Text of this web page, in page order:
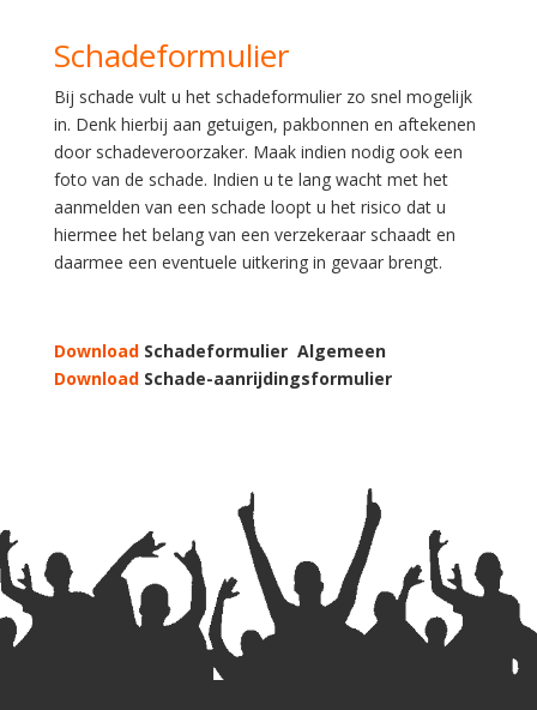
Schadeformulier
Bij schade vult u het schadeformulier zo snel mogelijk
in. Denk hierbij aan getuigen, pakbonnen en aftekenen
door schadeveroorzaker. Maak indien nodig ook een
foto van de schade. Indien u te lang wacht met het
aanmelden van een schade loopt u het risico dat u
hiermee het belang van een verzekeraar schaadt en
daarmee een eventuele uitkering in gevaar brengt.
DownloadSchadeformulier Algemeen
DownloadSchade-aanrijdingsformulier